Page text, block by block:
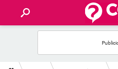
FOROS